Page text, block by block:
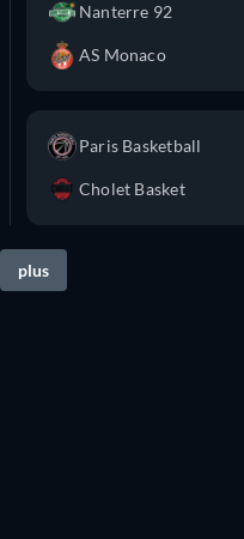
Nanterre 92
AS Monaco
Paris Basketball
Cholet Basket
plus